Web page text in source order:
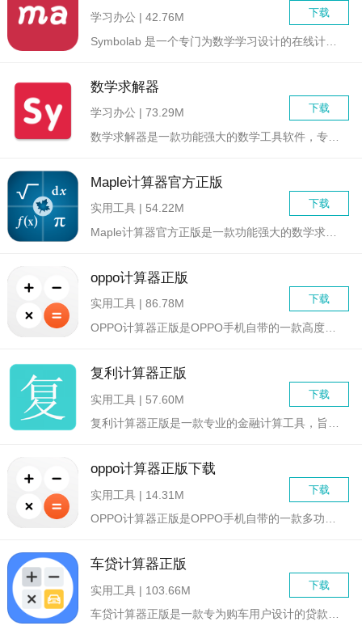
下载
学习办公 | 42.76M
Symbolab 是一个专门为数学学习设计的在线计算器应用，...
数学求解器
下载
学习办公 | 73.29M
数学求解器是一款功能强大的数学工具软件，专为解决各种数学难题...
Maple计算器官方正版
下载
实用工具 | 54.22M
Maple计算器官方正版是一款功能强大的数学求解器和多功能数...
oppo计算器正版
下载
实用工具 | 86.78M
OPPO计算器正版是OPPO手机自带的一款高度功能化的计算工...
复利计算器正版
下载
实用工具 | 57.60M
复利计算器正版是一款专业的金融计算工具，旨在帮助用户轻松计算...
oppo计算器正版下载
下载
实用工具 | 14.31M
OPPO计算器正版是OPPO手机自带的一款多功能计算器应用，...
车贷计算器正版
下载
实用工具 | 103.66M
车贷计算器正版是一款专为购车用户设计的贷款计算工具，旨在帮助...